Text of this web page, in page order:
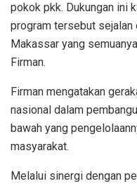
pokok pkk. Dukungan ini
program tersebut
Makassar yang
Firman.
Firman mengatakan
nasional dalam
bawah yang
masyarakat.
Melalui sinergi dengan